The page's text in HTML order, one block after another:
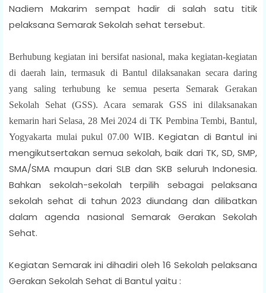
Nadiem Makarim sempat hadir di salah satu titik
pelaksana Semarak Sekolah sehat tersebut.
Berhubung kegiatan ini bersifat nasional, maka kegiatan-kegiatan
di daerah lain, termasuk di Bantul dilaksanakan secara daring
yang saling terhubung ke semua peserta Semarak Gerakan
Sekolah Sehat (GSS). Acara semarak GSS ini dilaksanakan
kemarin hari Selasa, 28 Mei 2024 di TK Pembina Tembi, Bantul,
Yogyakarta mulai pukul 07.00 WIB.Kegiatan di Bantul ini
mengikutsertakan semua sekolah, baik dari TK, SD, SMP,
SMA/SMA maupun dari SLB dan SKB seluruh Indonesia.
Bahkan sekolah-sekolah terpilih sebagai pelaksana
sekolah sehat di tahun 2023 diundang dan dilibatkan
dalam agenda nasional Semarak Gerakan Sekolah
Sehat.
Kegiatan Semarak ini dihadiri oleh 16 Sekolah pelaksana
Gerakan Sekolah Sehat di Bantul yaitu :